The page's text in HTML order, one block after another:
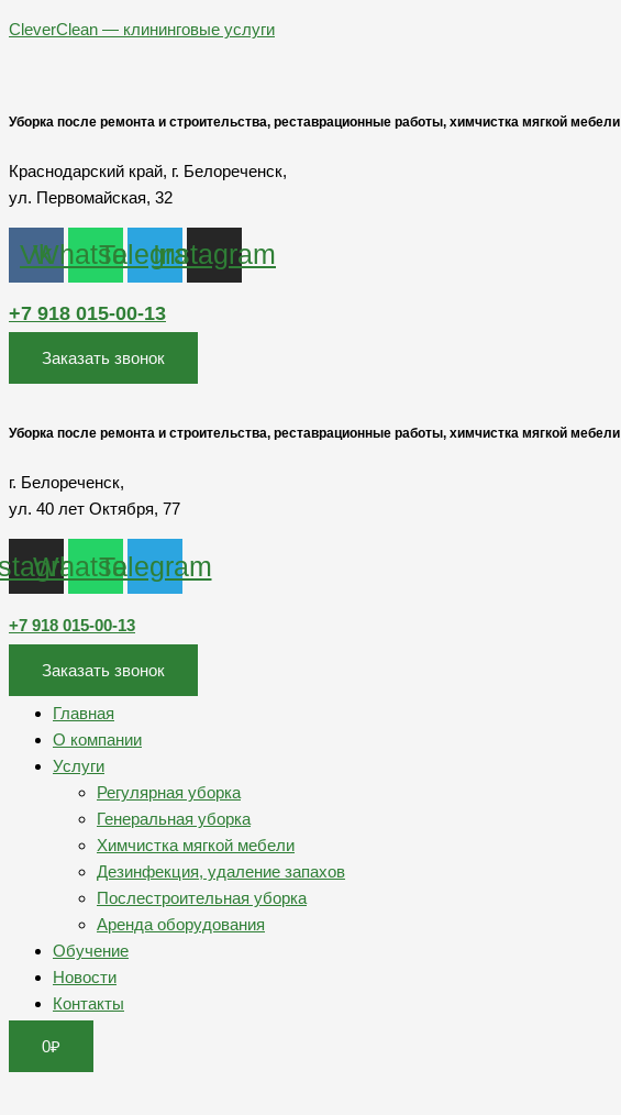
к
CleverClean — клининговые услуги
Уборка после ремонта и строительства, реставрационные работы, химчистка мягкой мебели
Краснодарский край, г. Белореченск,
ул. Первомайская, 32
Vk
Whatsapp
Telegram
Instagram
+7 918 015-00-13
Заказать звонок
Уборка после ремонта и строительства, реставрационные работы, химчистка мягкой мебели
г. Белореченск,
ул. 40 лет Октября, 77
Whatsapp
Telegram
+7 918 015-00-13
Заказать звонок
Главная
О компании
Услуги
Регулярная уборка
Генеральная уборка
Химчистка мягкой мебели
Дезинфекция, удаление запахов
Послестроительная уборка
Аренда оборудования
Обучение
Новости
Контакты
0₽